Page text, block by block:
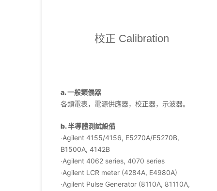
校正 Calibration
a. 一般類儀器
各類電表，電源供應器，校正器，示波器。
b. 半導體測試設備
‧Agilent 4155/4156, E5270A/E5270B,
B1500A, 4142B
‧Agilent 4062 series, 4070 series
‧Agilent LCR meter (4284A, E4980A)
‧Agilent Pulse Generator (8110A, 81110A,